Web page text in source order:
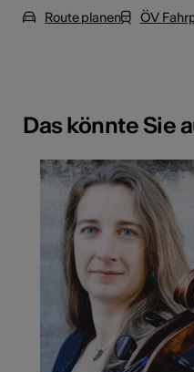
Route planen
ÖV
Das könnte Sie